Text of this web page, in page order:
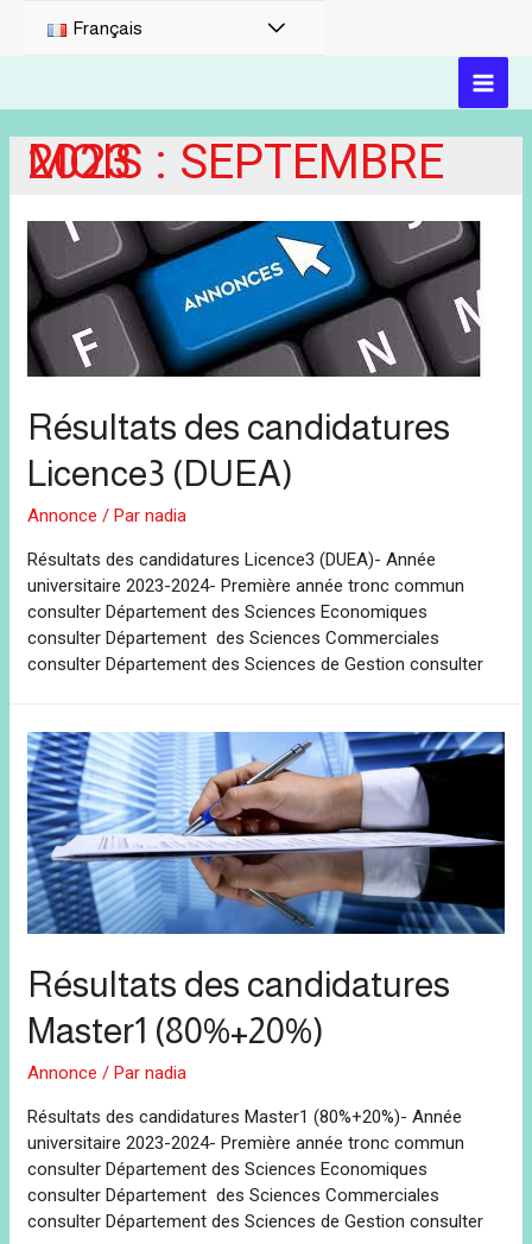
Français PERMUTATEUR
MENU
MOIS :
SEPTEMBRE 2023
Résultats des candidatures
Licence3 (DUEA)
Annonce / Parnadia
Résultats des candidatures Licence3 (DUEA)- Année
universitaire 2023-2024- Première année tronc commun
consulter Département des Sciences Economiques
consulter Département des Sciences Commerciales
consulter Département des Sciences de Gestion consulter
Résultats des candidatures
Master1 (80%+20%)
Annonce / Parnadia
Résultats des candidatures Master1 (80%+20%)- Année
universitaire 2023-2024- Première année tronc commun
consulter Département des Sciences Economiques
consulter Département des Sciences Commerciales
consulter Département des Sciences de Gestion consulter